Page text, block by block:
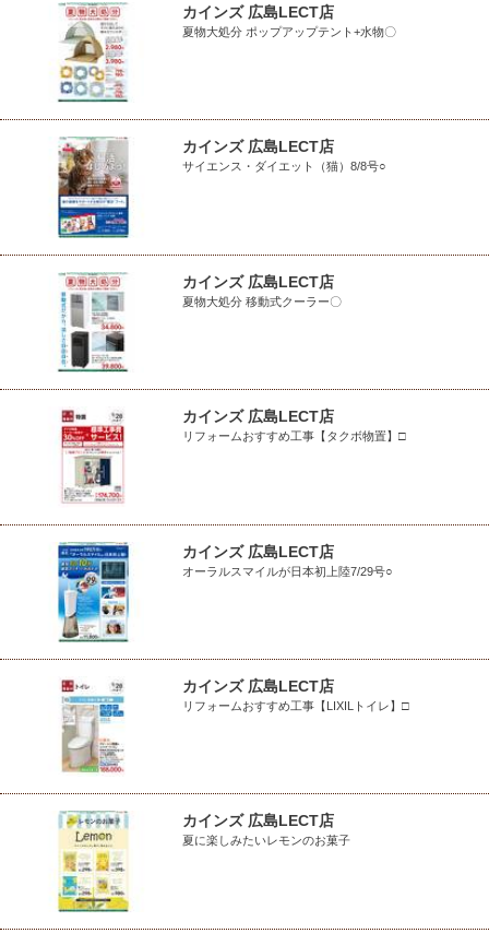
カインズ 広島LECT店
夏物大処分 ポップアップテント+水物〇
カインズ 広島LECT店
サイエンス・ダイエット（猫）8/8号○
カインズ 広島LECT店
夏物大処分 移動式クーラー〇
カインズ 広島LECT店
リフォームおすすめ工事【タクボ物置】□
カインズ 広島LECT店
オーラルスマイルが日本初上陸7/29号○
カインズ 広島LECT店
リフォームおすすめ工事【LIXILトイレ】□
カインズ 広島LECT店
夏に楽しみたいレモンのお菓子